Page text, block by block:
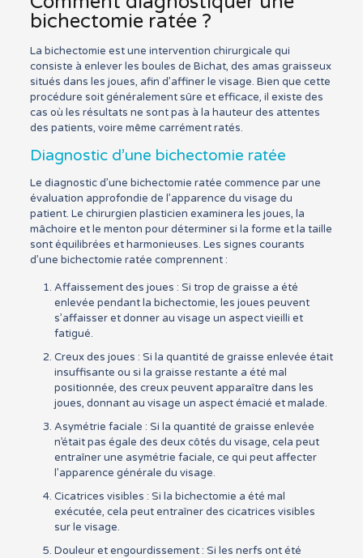
bichectomie ratée ?
La bichectomie est une intervention chirurgicale qui
consiste à enlever les boules de Bichat, des amas graisseux
situés dans les joues, afin d’affiner le visage. Bien que cette
procédure soit généralement sûre et efficace, il existe des
cas où les résultats ne sont pas à la hauteur des attentes
des patients, voire même carrément ratés.
Diagnostic d’une bichectomie ratée
Le diagnostic d’une bichectomie ratée commence par une
évaluation approfondie de l’apparence du visage du
patient. Le chirurgien plasticien examinera les joues, la
mâchoire et le menton pour déterminer si la forme et la taille
sont équilibrées et harmonieuses. Les signes courants
d’une bichectomie ratée comprennent :
Affaissement des joues : Si trop de graisse a été
enlevée pendant la bichectomie, les joues peuvent
s’affaisser et donner au visage un aspect vieilli et
fatigué.
Creux des joues : Si la quantité de graisse enlevée était
insuffisante ou si la graisse restante a été mal
positionnée, des creux peuvent apparaître dans les
joues, donnant au visage un aspect émacié et malade.
Asymétrie faciale : Si la quantité de graisse enlevée
n’était pas égale des deux côtés du visage, cela peut
entraîner une asymétrie faciale, ce qui peut affecter
l’apparence générale du visage.
Cicatrices visibles : Si la bichectomie a été mal
exécutée, cela peut entraîner des cicatrices visibles
sur le visage.
Douleur et engourdissement : Si les nerfs ont été